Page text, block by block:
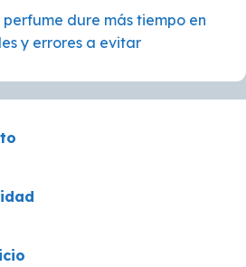
dure más tiempo en
y errores a evitar